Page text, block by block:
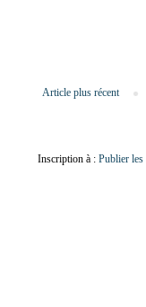
Article plus récent
Inscription à : Publier